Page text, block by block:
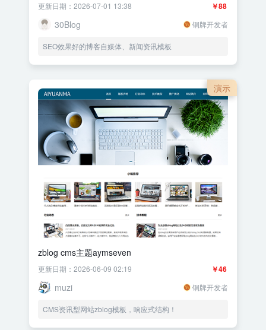
￥88
更新日期：2026-07-01 13:38
30Blog 铜牌开发者
SEO效果好的博客自媒体、新闻资讯模板
演示
zblog cms主题aymseven
￥46
更新日期：2026-06-09 02:19
muzi 铜牌开发者
CMS资讯型网站zblog模板，响应式结构！